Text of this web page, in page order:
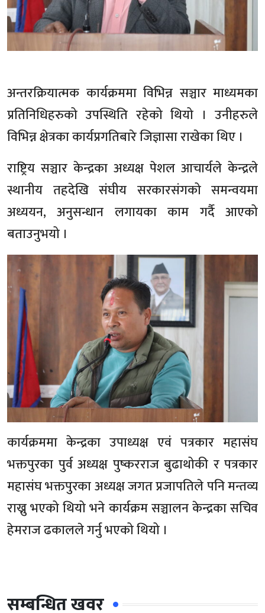
अन्तरक्रियात्मक कार्यक्रममा विभिन्न सञ्चार माध्यमका
प्रतिनिधिहरुको उपस्थिति रहेको थियो । उनीहरुले
विभिन्न क्षेत्रका कार्यप्रगतिबारे जिज्ञासा राखेका थिए ।
राष्ट्रिय सञ्चार केन्द्रका अध्यक्ष पेशल आचार्यले केन्द्रले
स्थानीय तहदेखि संघीय सरकारसंगको समन्वयमा
अध्ययन, अनुसन्धान लगायका काम गर्दै आएको
बताउनुभयो ।
कार्यक्रममा केन्द्रका उपाध्यक्ष एवं पत्रकार महासंघ
भक्तपुरका पुर्व अध्यक्ष पुष्करराज बुढाथोकी र पत्रकार
महासंघ भक्तपुरका अध्यक्ष जगत प्रजापतिले पनि मन्तव्य
राख्नु भएको थियो भने कार्यक्रम सञ्चालन केन्द्रका सचिव
हेमराज ढकालले गर्नु भएको थियो ।
सम्बन्धित खवर